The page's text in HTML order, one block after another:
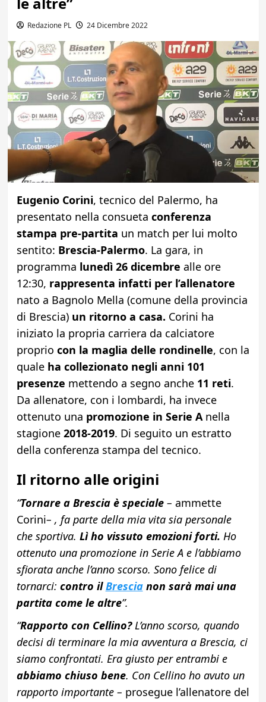
Redazione PL 24 Dicembre 2022
Eugenio Corini, tecnico del Palermo, ha
presentato nella consueta conferenza
stampa pre-partita un match per lui molto
sentito: Brescia-Palermo. La gara, in
programma lunedì 26 dicembre alle ore
12:30, rappresenta infatti per l’allenatore
nato a Bagnolo Mella (comune della provincia
di Brescia) un ritorno a casa. Corini ha
iniziato la propria carriera da calciatore
proprio con la maglia delle rondinelle, con la
quale ha collezionato negli anni 101
presenze mettendo a segno anche 11 reti.
Da allenatore, con i lombardi, ha invece
ottenuto una promozione in Serie Anella
stagione 2018-2019. Di seguito un estratto
della conferenza stampa del tecnico.
Il ritorno alle origini
“Tornare a Brescia è speciale– ammette
Corini– , fa parte della mia vita sia personale
che sportiva. Lì ho vissuto emozioni forti. Ho
ottenuto una promozione in Serie A e l’abbiamo
sfiorata anche l’anno scorso. Sono felice di
tornarci: contro ilBrescianon sarà mai una
partita come le altre”.
“Rapporto con Cellino?L’anno scorso, quando
decisi di terminare la mia avventura a Brescia, ci
siamo confrontati. Era giusto per entrambi e
abbiamo chiuso bene. Con Cellino ho avuto un
rapporto importante – prosegue l’allenatore del